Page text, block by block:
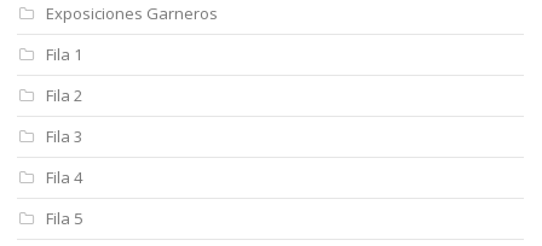
Exposiciones Garneros
Fila 1
Fila 2
Fila 3
Fila 4
Fila 5